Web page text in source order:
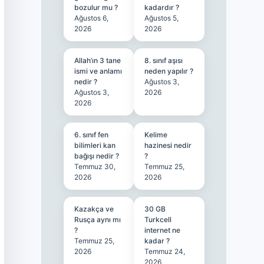
bozulur mu ?
Ağustos 6,
2026
kadardır ?
Ağustos 5,
2026
Allah’ın 3 tane
ismi ve anlamı
nedir ?
Ağustos 3,
2026
8. sınıf aşısı
neden yapılır ?
Ağustos 3,
2026
6. sınıf fen
bilimleri kan
bağışı nedir ?
Temmuz 30,
2026
Kelime
hazinesi nedir
?
Temmuz 25,
2026
Kazakça ve
Rusça aynı mı
?
Temmuz 25,
2026
30 GB
Turkcell
internet ne
kadar ?
Temmuz 24,
2026